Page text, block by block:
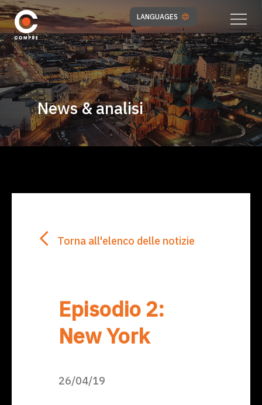
LANGUAGES
News & analisi
Torna all'elenco delle notizie
Episodio 2:
New York
26/04/19